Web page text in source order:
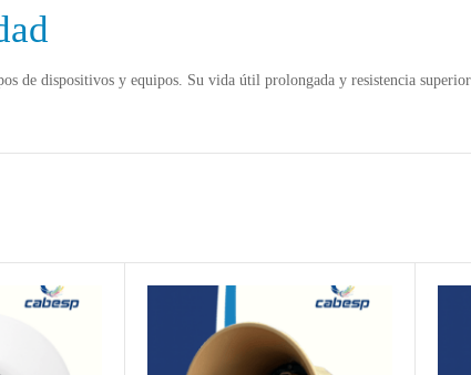
de dispositivos y equipos. Su vida útil prolongada y resistencia